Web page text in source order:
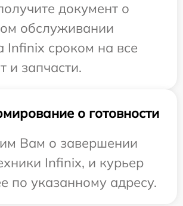
документ о
обслуживании
Infinix сроком на все
и запчасти.
о готовности
Вам о завершении
Infinix, и курьер
по указанному адресу.